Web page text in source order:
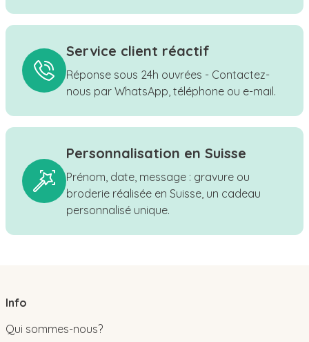
Service client réactif
Réponse sous 24h ouvrées - Contactez-
nous par WhatsApp, téléphone ou e-mail.
Personnalisation en Suisse
Prénom, date, message : gravure ou
broderie réalisée en Suisse, un cadeau
personnalisé unique.
Info
Qui sommes-nous?